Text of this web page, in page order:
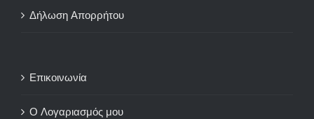
Δήλωση Απορρήτου
Επικοινωνία
Ο Λογαριασμός μου